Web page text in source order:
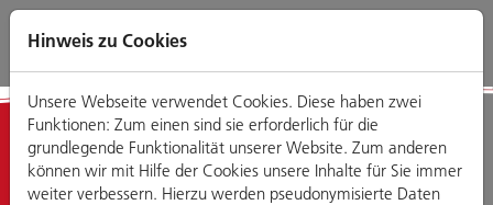
Direkt
zum
Zum
Hauptmenü
Zum
Footermenü
Zur
Website-
Detailansicht
Hinweis zu Cookies
Unsere Webseite verwendet Cookies. Diese haben zwei
Funktionen: Zum einen sind sie erforderlich für die
grundlegende Funktionalität unserer Website. Zum anderen
können wir mit Hilfe der Cookies unsere Inhalte für Sie immer
weiter verbessern. Hierzu werden pseudonymisierte Daten